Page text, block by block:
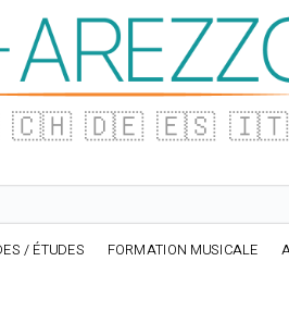
🇨🇭 🇩🇪 🇪🇸 🇮🇹
/ ÉTUDES FORMATION MUSICALE